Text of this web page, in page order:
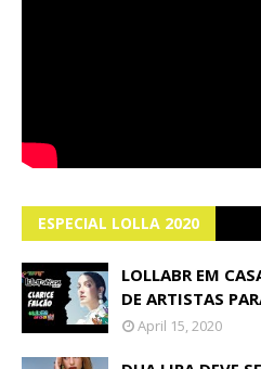
ESPECIAL LOLLA 2020
LOLLABR EM
DE ARTISTAS
April 15, 2020